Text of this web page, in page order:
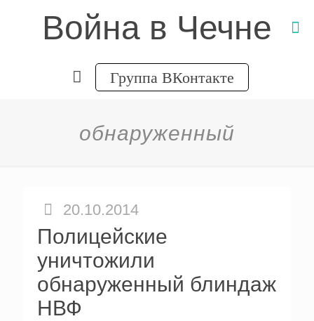
Война в Чечне
Группа ВКонтакте
обнаруженный
20.10.2014
Полицейские
уничтожили
обнаруженный блиндаж
НВФ